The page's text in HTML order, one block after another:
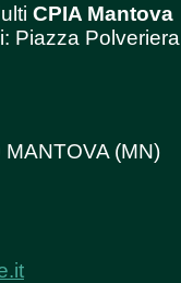
CPIA Mantova
Piazza
(MN)